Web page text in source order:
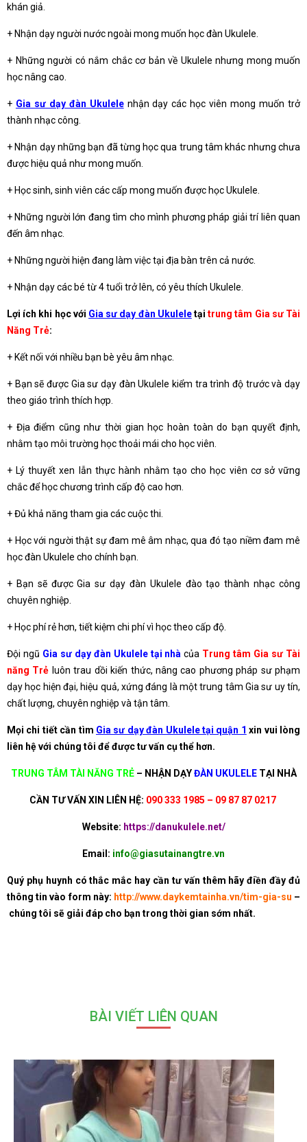
khán giả.
+ Nhận dạy người nước ngoài mong muốn học đàn Ukulele.
+ Những người có nắm chắc cơ bản về Ukulele nhưng mong muốn
học nâng cao.
+ Gia sư dạy đàn Ukulelenhận dạy các học viên mong muốn trở
thành nhạc công.
+ Nhận dạy những bạn đã từng học qua trung tâm khác nhưng chưa
được hiệu quả như mong muốn.
+ Học sinh, sinh viên các cấp mong muốn được học Ukulele.
+ Những người lớn đang tìm cho mình phương pháp giải trí liên quan
đến âm nhạc.
+ Những người hiện đang làm việc tại địa bàn trên cả nước.
+ Nhận dạy các bé từ 4 tuổi trở lên, có yêu thích Ukulele.
Lợi ích khi học với Gia sư dạy đàn Ukuleletạitrung tâm Gia sư Tài
Năng Trẻ:
+ Kết nối với nhiều bạn bè yêu âm nhạc.
+ Bạn sẽ được Gia sư dạy đàn Ukulele kiểm tra trình độ trước và dạy
theo giáo trình thích hợp.
+ Địa điểm cũng như thời gian học hoàn toàn do bạn quyết định,
nhằm tạo môi trường học thoải mái cho học viên.
+ Lý thuyết xen lẫn thực hành nhằm tạo cho học viên cơ sở vững
chắc để học chương trình cấp độ cao hơn.
+ Đủ khả năng tham gia các cuộc thi.
+ Học với người thật sự đam mê âm nhạc, qua đó tạo niềm đam mê
học đàn Ukulele cho chính bạn.
+ Bạn sẽ được Gia sư dạy đàn Ukulele đào tạo thành nhạc công
chuyên nghiệp.
+ Học phí rẻ hơn, tiết kiệm chi phí vì học theo cấp độ.
Đội ngũ Gia sư dạy đàn Ukulele tại nhà của Trung tâm Gia sư Tài
năng Trẻ luôn trau dồi kiến thức, nâng cao phương pháp sư phạm
dạy học hiện đại, hiệu quả, xứng đáng là một trung tâm Gia sư uy tín,
chất lượng, chuyên nghiệp và tận tâm.
Mọi chi tiết cần tìm Gia sư dạy đàn Ukulele tại quận 1 xin vui lòng
liên hệ với chúng tôi để được tư vấn cụ thể hơn.
TRUNG TÂM TÀI NĂNG TRẺ– NHẬN DẠYĐÀN UKULELETẠI NHÀ
CẦN TƯ VẤN XIN LIÊN HỆ: 090 333 1985 – 09 87 87 0217
Website: https://danukulele.net/
Email: info@giasutainangtre.vn
Quý phụ huynh có thắc mắc hay cần tư vấn thêm hãy điền đầy đủ
thông tin vào form này: http://www.daykemtainha.vn/tim-gia-su –
chúng tôi sẽ giải đáp cho bạn trong thời gian sớm nhất.
BÀI VIẾT LIÊN QUAN